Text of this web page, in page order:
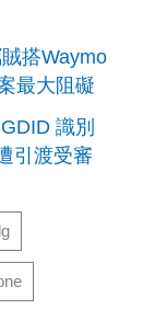
搭Waymo
最大阻礙
識別
引渡受審